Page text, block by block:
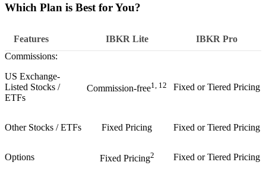
Which Plan is Best for You?
Features IBKR Lite IBKR Pro
Commissions:
US Exchange-
Listed Stocks /
ETFs
Commission-free1, 12 Fixed or Tiered Pricing
Other Stocks / ETFs Fixed Pricing Fixed or Tiered Pricing
Options Fixed Pricing2 Fixed or Tiered Pricing